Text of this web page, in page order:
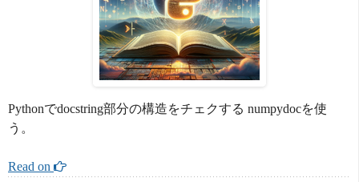
Pythonでdocstring部分の構造をチェクする numpydocを使
う。
Read on